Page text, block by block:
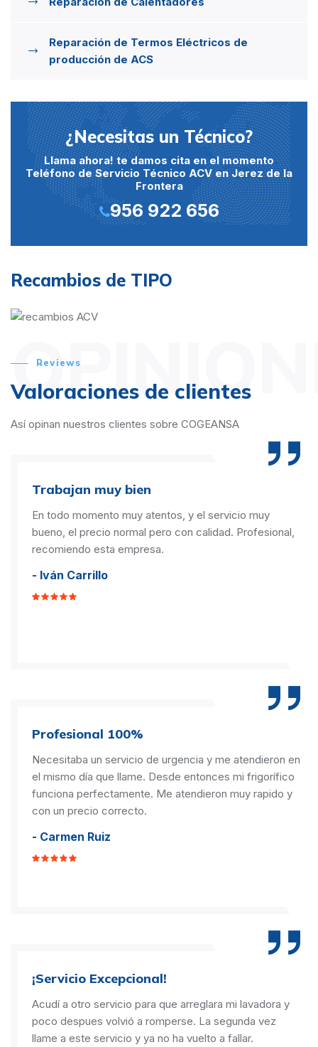
Reparación de Termos Eléctricos de
producción de ACS
¿Necesitas un Técnico?
Llama ahora! te damos cita en el momento
Teléfono de Servicio Técnico ACV en Jerez de la
Frontera
956 922 656
Recambios de TIPO
Reviews
Valoraciones de clientes
Así opinan nuestros clientes sobre COGEANSA
Trabajan muy bien
En todo momento muy atentos, y el servicio muy
bueno, el precio normal pero con calidad. Profesional,
recomiendo esta empresa.
- Iván Carrillo
Profesional 100%
Necesitaba un servicio de urgencia y me atendieron en
el mismo día que llame. Desde entonces mi frigorífico
funciona perfectamente. Me atendieron muy rapido y
con un precio correcto.
- Carmen Ruiz
¡Servicio Excepcional!
Acudí a otro servicio para que arreglara mi lavadora y
poco despues volvió a romperse. La segunda vez
llame a este servicio y ya no ha vuelto a fallar.